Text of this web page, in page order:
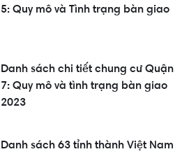
5: Quy mô và Tình trạng bàn giao
Danh sách chi tiết chung cư Quận
7: Quy mô và tình trạng bàn giao
2023
Danh sách 63 tỉnh thành Việt Nam